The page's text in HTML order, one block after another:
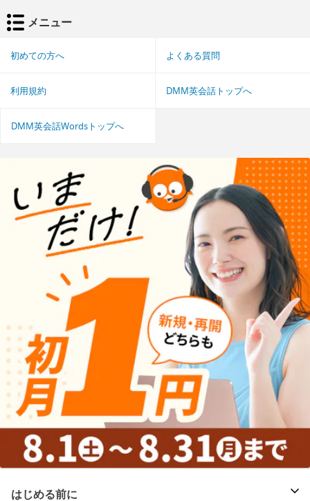
メニュー
初めての方へ よくある質問
利用規約 DMM英会話トップへ
DMM英会話Wordsトップへ
はじめる前に